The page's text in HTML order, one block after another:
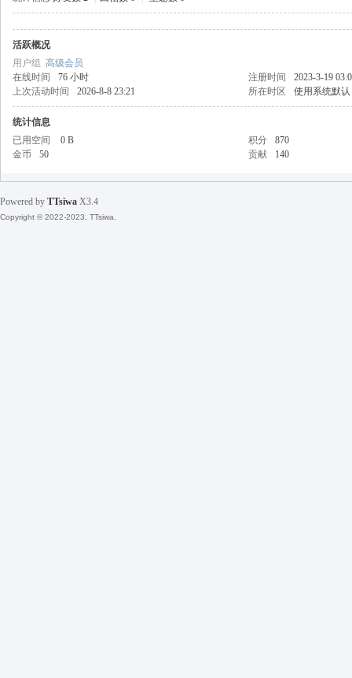
丝
活跃概况
用户组 高级会员
在线时间
76 小时 注册时间
2023-3-19
上次活动时间
2026-8-8 23:21 所在时区 使用系统默认
统计信息
已用空间
0 B 积分
870
金币
50 贡献 140
Powered by TTsiwa X3.4
Copyright © 2022-2023, TTsiwa.